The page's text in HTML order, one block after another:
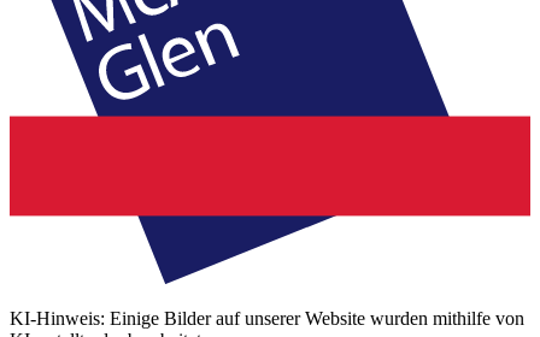
KI-Hinweis: Einige Bilder auf unserer Website wurden mithilfe von